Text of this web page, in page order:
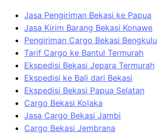
Jasa Pengiriman Bekasi ke Papua
Jasa Kirim Barang Bekasi Konawe
Pengiriman Cargo Bekasi Bengkulu
Tarif Cargo ke Bantul Termurah
Ekspedisi Bekasi Jepara Termurah
Ekspedisi ke Bali dari Bekasi
Ekspedisi Bekasi Papua Selatan
Cargo Bekasi Kolaka
Jasa Cargo Bekasi Jambi
Cargo Bekasi Jembrana